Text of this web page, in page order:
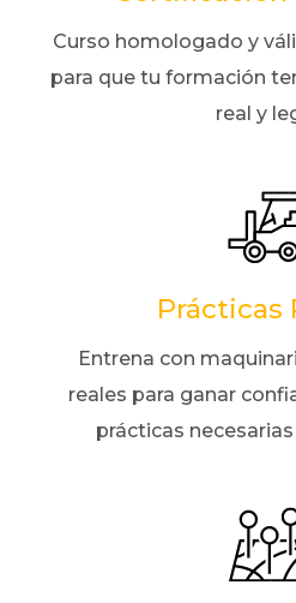
Curso homologado y
para que tu formación
real y
Prácticas
Entrena con
reales para ganar
prácticas